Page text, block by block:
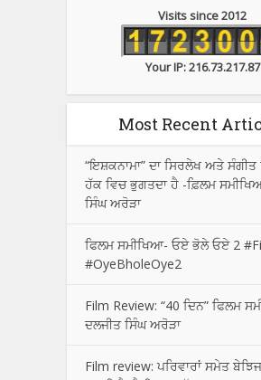
Visits since 2012
Your IP: 216.73.217.87
Most Recent
“ਇਸ਼ਕਨਾਮਾ” ਦਾ ਸਿਰਲੇਖ ਅਤੇ
ਹੱਕ ਵਿਚ ਭੁਗਤਦਾ ਹੈ -ਫ਼ਿਲਮ
ਸਿੰਘ ਅਰੋੜਾ
ਫਿਲਮ ਸਮੀਖਿਆ- ਓਏ ਭੋਲੇ ਓਏ 2
#OyeBholeOye2
Film Review: “40 ਦਿਨ” ਫਿਲਮ
ਦਲਜੀਤ ਸਿੰਘ ਅਰੋੜਾ
Film review: ਪਰਿਵਾਰਾਂ ਸਮੇਤ